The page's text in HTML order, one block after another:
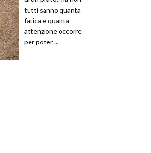
tutti sanno quanta
fatica e quanta
attenzione occorre
per poter ...